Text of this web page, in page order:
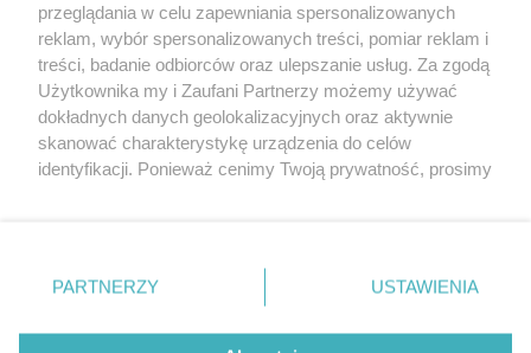
18℃
Zobacz prognozę na 3 dni
Copyright © 2022 Kurier Szczeciński sp. z o.o.
Wszelkie prawa zastrzeżone
przeglądania w celu zapewniania spersonalizowanych
reklam, wybór spersonalizowanych treści, pomiar reklam i
treści, badanie odbiorców oraz ulepszanie usług. Za zgodą
Użytkownika my i Zaufani Partnerzy możemy używać
dokładnych danych geolokalizacyjnych oraz aktywnie
skanować charakterystykę urządzenia do celów
identyfikacji. Ponieważ cenimy Twoją prywatność, prosimy
prywatności znajdujący się w lewym dolnym rogu strony
. Niektóre rodzaje przetwarzania danych nie wymagają
PARTNERZY USTAWIENIA